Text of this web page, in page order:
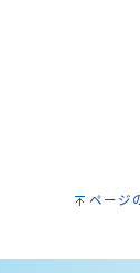
ページ